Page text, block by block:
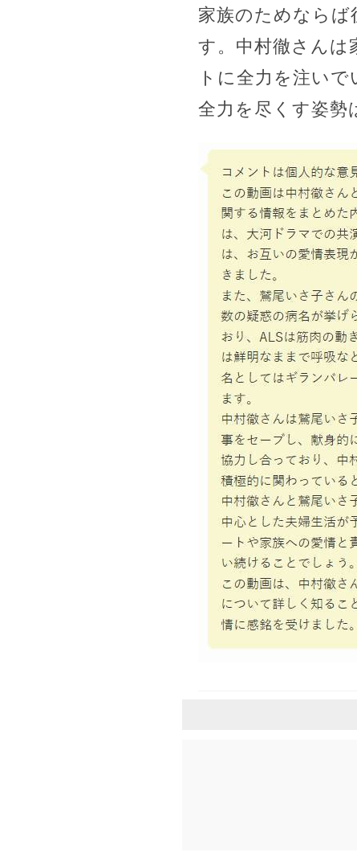
家族のためならば
す。中村徹さんは
トに全力を注い
全力を尽くす姿勢